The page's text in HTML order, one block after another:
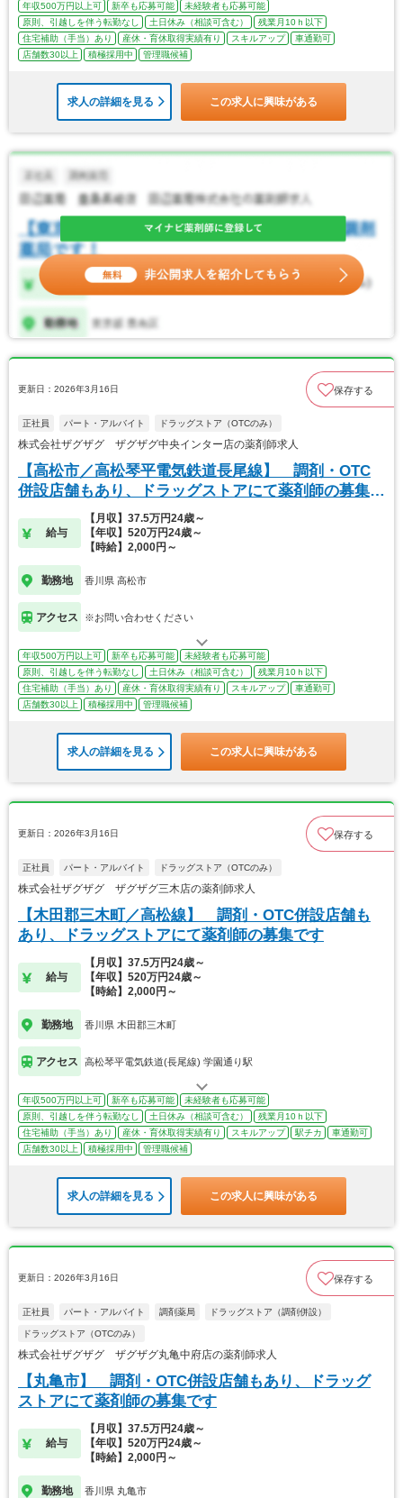
年収500万円以上可 新卒も応募可能
未経験者も応募可能
原則、引越しを伴う転勤なし
土日休み（相談可含む）
残業月10ｈ以下
住宅補助（手当）あり
産休・育休取得実績有り スキルアップ
車通勤可
店舗数30以上
積極採用中 管理職候補
求人の詳細を見る この求人に興味がある
更新日：2026年3月16日 保存する
正社員 パート・アルバイト ドラッグストア（OTCのみ）
株式会社ザグザグ ザグザグ中央インター店の薬剤師求人
【高松市／高松琴平電気鉄道長尾線】 調剤・OTC
併設店舗もあり、ドラッグストアにて薬剤師の募集で
給与
【月収】37.5万円24歳～
【年収】520万円24歳～
【時給】2,000円～
勤務地 香川県 高松市
アクセス ※お問い合わせください
年収500万円以上可 新卒も応募可能
未経験者も応募可能
原則、引越しを伴う転勤なし
土日休み（相談可含む）
残業月10ｈ以下
住宅補助（手当）あり
産休・育休取得実績有り スキルアップ
車通勤可
店舗数30以上
積極採用中 管理職候補
求人の詳細を見る この求人に興味がある
更新日：2026年3月16日 保存する
正社員 パート・アルバイト ドラッグストア（OTCのみ）
株式会社ザグザグ ザグザグ三木店の薬剤師求人
【木田郡三木町／高松線】 調剤・OTC併設店舗も
あり、ドラッグストアにて薬剤師の募集です
給与
【月収】37.5万円24歳～
【年収】520万円24歳～
【時給】2,000円～
勤務地 香川県 木田郡三木町
アクセス 高松琴平電気鉄道(長尾線) 学園通り駅
年収500万円以上可 新卒も応募可能
未経験者も応募可能
原則、引越しを伴う転勤なし
土日休み（相談可含む）
残業月10ｈ以下
住宅補助（手当）あり
産休・育休取得実績有り スキルアップ 駅チカ
車通勤可
店舗数30以上
積極採用中 管理職候補
求人の詳細を見る この求人に興味がある
更新日：2026年3月16日 保存する
正社員 パート・アルバイト 調剤薬局 ドラッグストア（調剤併設）
ドラッグストア（OTCのみ）
株式会社ザグザグ ザグザグ丸亀中府店の薬剤師求人
【丸亀市】 調剤・OTC併設店舗もあり、ドラッグ
ストアにて薬剤師の募集です
給与
【月収】37.5万円24歳～
【年収】520万円24歳～
【時給】2,000円～
勤務地 香川県 丸亀市